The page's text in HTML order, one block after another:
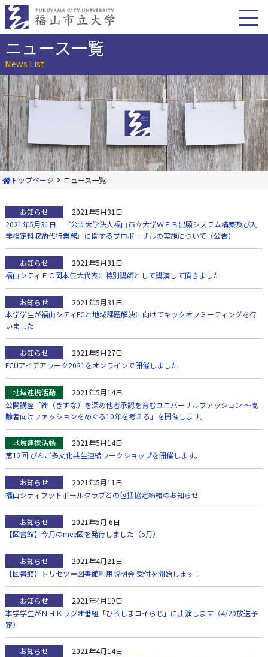
本
へ
ニュース一覧
News List
トップページ ニュース一覧
お知らせ
2021年5月31日
2021年5月31日 『公立大学法人福山市立大学ＷＥＢ出願システム構築及び入
学検定料収納代行業務』に関するプロポーザルの実施について（公告）
お知らせ
2021年5月31日
福山シティＦＣ岡本佳大代表に特別講師として講演して頂きました
お知らせ
2021年5月31日
本学学生が福山シティFCと地域課題解決に向けてキックオフミーティングを行
いました
お知らせ
2021年5月27日
FCUアイデアワーク2021をオンラインで開催しました
地域連携活動
2021年5月14日
公開講座「絆（きずな）を深め他者承認を育むユニバーサルファッション ～高
齢者向けファッションをめぐる10年を考える」を開催します。
地域連携活動
2021年5月14日
第12回 びんご多文化共生連続ワークショップを開催します。
お知らせ
2021年5月11日
福山シティフットボールクラブとの包括協定締結のお知らせ
お知らせ
2021年5月 6日
【図書館】今月のmee図を発行しました（5月）
お知らせ
2021年4月21日
【図書館】トリセツ＝図書館利用説明会 受付を開始します！
お知らせ
2021年4月19日
本学学生がＮＨＫラジオ番組「ひろしまコイらじ」に出演します（4/20放送予
定）
お知らせ
2021年4月14日